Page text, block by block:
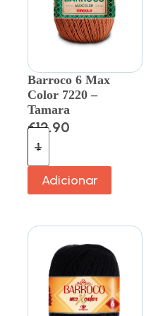
Barroco 6 Max
Color 7220 –
Tamara
€12.90
Adicionar